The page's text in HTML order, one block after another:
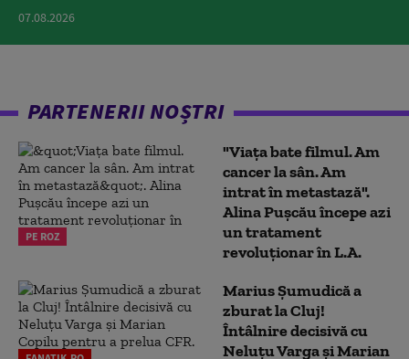
07.08.2026
PARTENERII NOȘTRI
PE ROZ
"Viața bate filmul. Am
cancer la sân. Am
intrat în metastază".
Alina Pușcău începe azi
un tratament
revoluționar în L.A.
Marius Şumudică a
zburat la Cluj!
Întâlnire decisivă cu
Neluţu Varga şi Marian